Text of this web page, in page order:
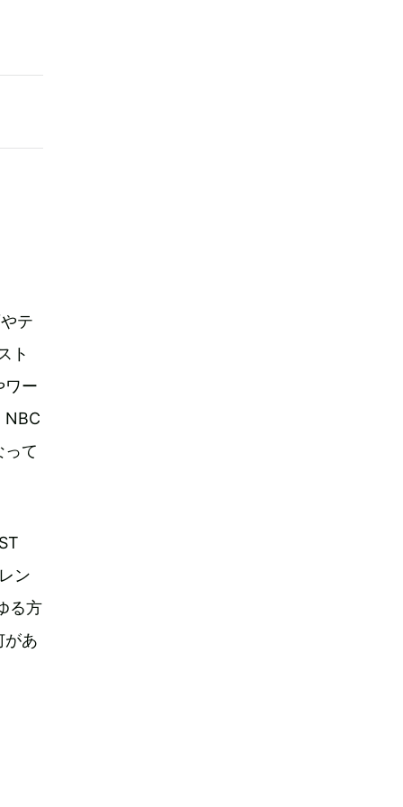
テ
ト
ワー
NBC
って
ン
る方
があ